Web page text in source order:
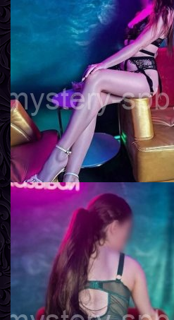
Возраст24
170 см
57 кг
Грудь
2-й